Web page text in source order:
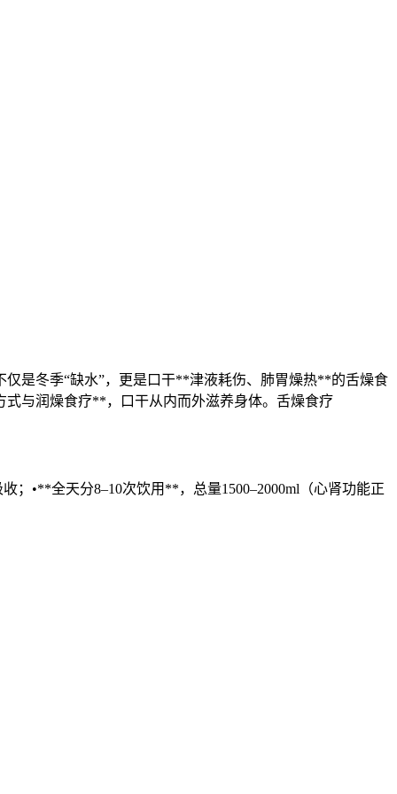
是冬季“缺水”，更是口干**津液耗伤、肺胃燥热**的舌燥食
与润燥食疗**，口干从内而外滋养身体。舌燥食疗
•**全天分8–10次饮用**，总量1500–2000ml（心肾功能正